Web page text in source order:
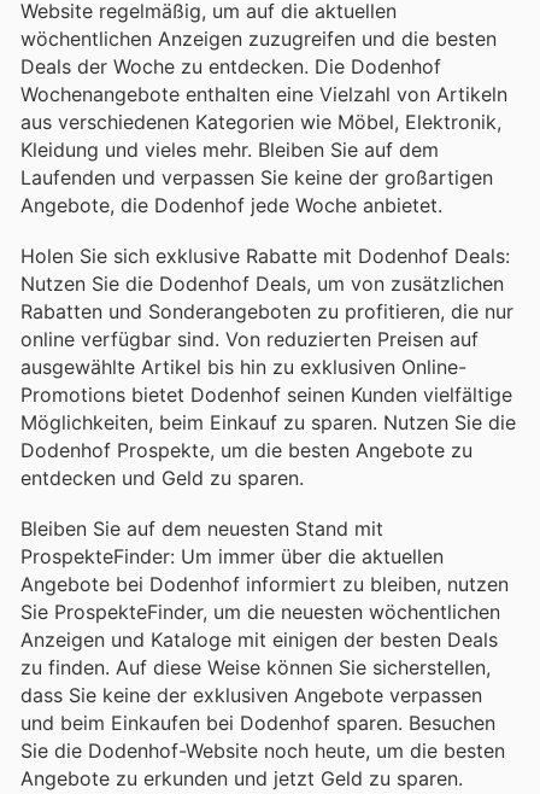
Website regelmäßig, um auf die aktuellen
wöchentlichen Anzeigen zuzugreifen und die besten
Deals der Woche zu entdecken. Die Dodenhof
Wochenangebote enthalten eine Vielzahl von Artikeln
aus verschiedenen Kategorien wie Möbel, Elektronik,
Kleidung und vieles mehr. Bleiben Sie auf dem
Laufenden und verpassen Sie keine der großartigen
Angebote, die Dodenhof jede Woche anbietet.
Holen Sie sich exklusive Rabatte mit Dodenhof Deals:
Nutzen Sie die Dodenhof Deals, um von zusätzlichen
Rabatten und Sonderangeboten zu profitieren, die nur
online verfügbar sind. Von reduzierten Preisen auf
ausgewählte Artikel bis hin zu exklusiven Online-
Promotions bietet Dodenhof seinen Kunden vielfältige
Möglichkeiten, beim Einkauf zu sparen. Nutzen Sie die
Dodenhof Prospekte, um die besten Angebote zu
entdecken und Geld zu sparen.
Bleiben Sie auf dem neuesten Stand mit
ProspekteFinder: Um immer über die aktuellen
Angebote bei Dodenhof informiert zu bleiben, nutzen
Sie ProspekteFinder, um die neuesten wöchentlichen
Anzeigen und Kataloge mit einigen der besten Deals
zu finden. Auf diese Weise können Sie sicherstellen,
dass Sie keine der exklusiven Angebote verpassen
und beim Einkaufen bei Dodenhof sparen. Besuchen
Sie die Dodenhof-Website noch heute, um die besten
Angebote zu erkunden und jetzt Geld zu sparen.